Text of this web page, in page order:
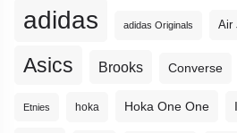
adidas adidas Originals Air
Asics Brooks Converse
Etnies hoka Hoka One One